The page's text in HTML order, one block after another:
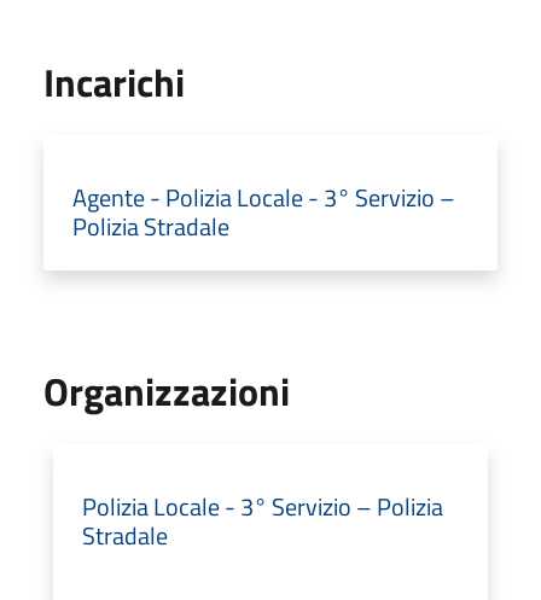
Incarichi
Agente - Polizia Locale - 3° Servizio –
Polizia Stradale
Organizzazioni
Polizia Locale - 3° Servizio – Polizia
Stradale